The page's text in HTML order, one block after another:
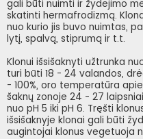
gali būti nuimti ir žydėjimo
skatinti hermafrodizmą.
nuo kurio jis buvo nuimtas,
lytį, spalvą, stiprumą ir t.t.
Klonui išsišaknyti užtrunka
turi būti 18 - 24 valandos,
- 100%, oro temperatūra
šaknų zonoje 24 - 27
nuo pH 5 iki pH 6. Tręšti
išsišaknyje klonai gali būti
augintojai klonus vegetuoja